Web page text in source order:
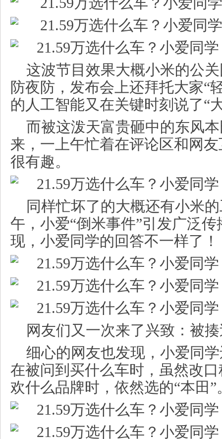
这波节目效果大概小米的公
防夜防，发布会上还拜托大家“
的人工智能又在关键时刻说了“
而被这泼天富贵砸中的东风
来，一上午忙着在评论区和网
很有趣。
同样忙坏了的大概还有小米
午，小爱“倒米事件”引发广泛
现，小爱同学的回答不一样了！
网友们又一次来了兴致：被
细心的网友也发现，小爱同
在被问到买什么车时，虽然改
欢什么品牌时，依然选的“本田”